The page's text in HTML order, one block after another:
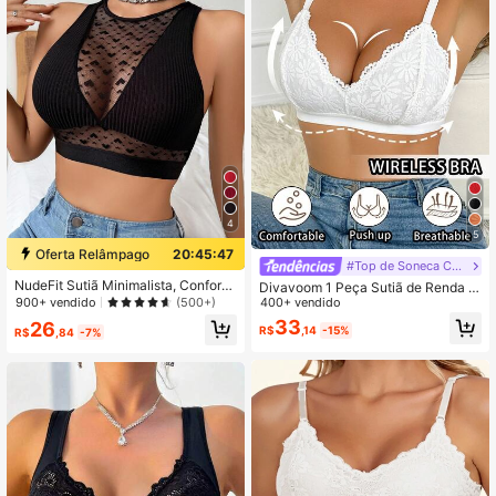
4
Oferta Relâmpago
20:45:47
NudeFit Sutiã Minimalista, Confortá
vel e Sexy com Renda e Desenho d
e Coração, Top de Sutiã para Mulhe
res
900+ vendido (500+)
R$26 ,84 -7%
5
#Top de Soneca Cami Suave
Divavoom 1 Peça Sutiã de Renda s
em Arame Feminino
400+ vendido
R$33,14 -15%